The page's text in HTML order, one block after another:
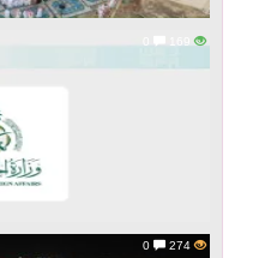
169
0
274